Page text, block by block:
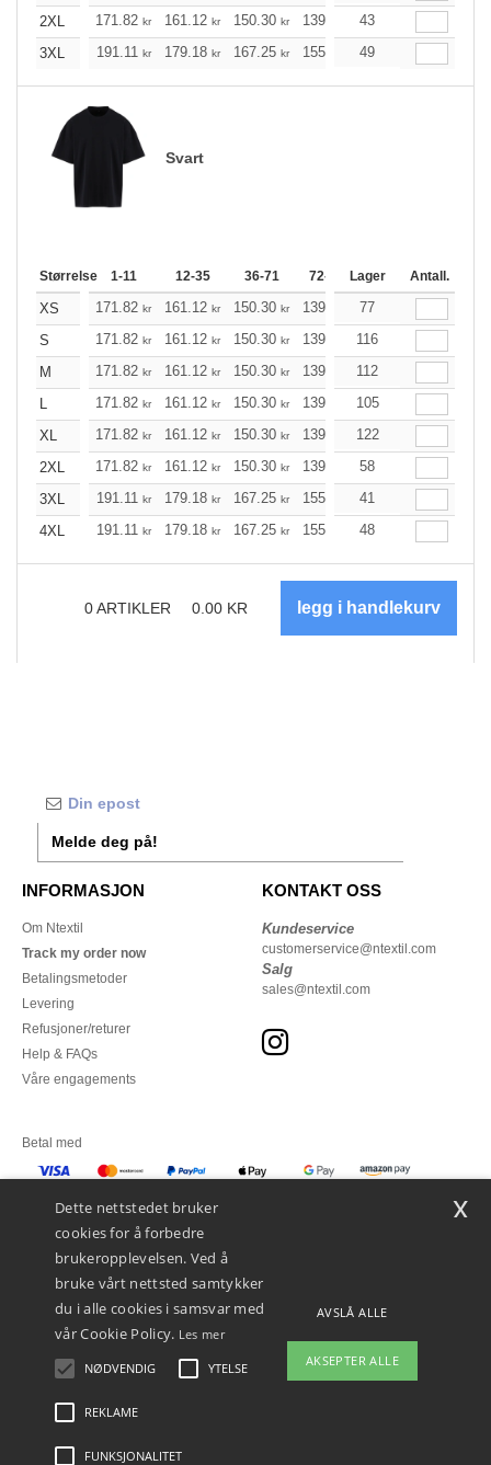
2XL
171.82 kr 161.12 kr 150.30 kr 139.60 128.89
43
3XL
191.11 kr 179.18 kr 167.25 kr 155.32 143.39
49
Svart
Størrelse 1-11 12-35 36-71 72-143 144-287
Lager Antall.
XS 171.82 kr 161.12 kr 150.30 kr 139.60 128.89
77
S
171.82 kr 161.12 kr 150.30 kr 139.60 kr 128.89
116
M
171.82 kr 161.12 kr 150.30 kr 139.60 kr 128.89
112
L
171.82 kr 161.12 kr 150.30 kr 139.60 kr 128.89
105
XL
171.82 kr 161.12 kr 150.30 kr 139.60 kr 128.89
122
2XL
171.82 kr 161.12 kr 150.30 kr 139.60 128.89
58
3XL
191.11 kr 179.18 kr 167.25 kr 155.32 143.39
41
4XL
191.11 kr 179.18 kr 167.25 kr 155.32 143.39
48
0ARTIKLER 0.00 KR
Melde deg på!
INFORMASJON
Om Ntextil
Track my order now
Betalingsmetoder
Levering
Refusjoner/returer
Help & FAQs
Våre engagements
KONTAKT OSS
Kundeservice
customerservice@ntextil.com
Salg
sales@ntextil.com
Betal med
Juridiske merknader
Dette nettstedet bruker
cookies for å forbedre
brukeropplevelsen. Ved å
bruke vårt nettsted samtykker
du i alle cookies i samsvar med
vår Cookie Policy. Les mer
NØDVENDIG YTELSE
REKLAME
FUNKSJONALITET
AVSLÅ ALLE
AKSEPTER ALLE
x